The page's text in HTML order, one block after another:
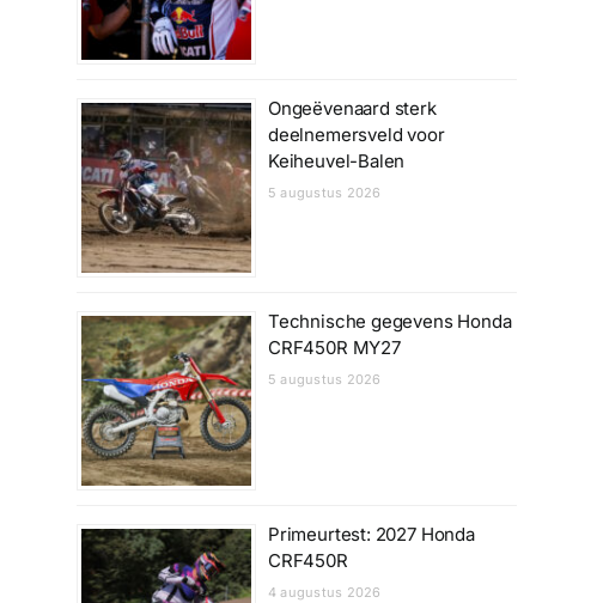
Ongeëvenaard sterk
deelnemersveld voor
Keiheuvel-Balen
5 augustus 2026
Technische gegevens Honda
CRF450R MY27
5 augustus 2026
Primeurtest: 2027 Honda
CRF450R
4 augustus 2026